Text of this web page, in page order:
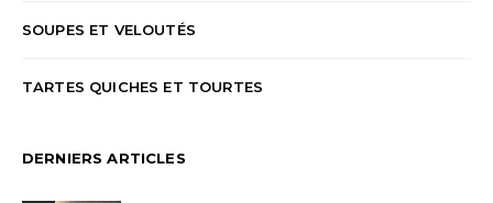
SOUPES ET VELOUTÉS
TARTES QUICHES ET TOURTES
DERNIERS ARTICLES